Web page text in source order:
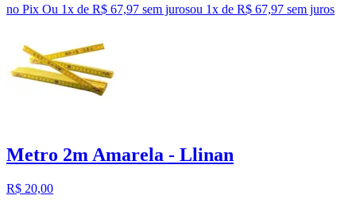
no Pix Ou 1x de R$ 67,97 sem jurosou 1x de R$ 67,97 sem juros
Metro 2m Amarela - Llinan
R$ 20,00